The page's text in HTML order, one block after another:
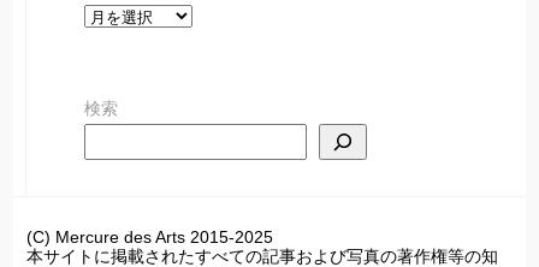
ア
イ
検索
(C) Mercure des Arts 2015-2025
本サイトに掲載されたすべての記事および写真の著作権等の知